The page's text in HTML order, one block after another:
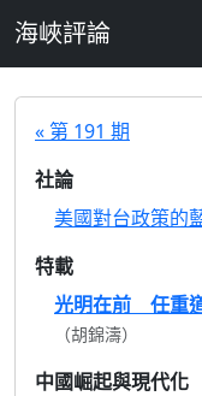
海峽評論
« 第 191 期
社論
美國對台政策的
特載
光明在前 任重
（胡錦濤）
中國崛起與現代化